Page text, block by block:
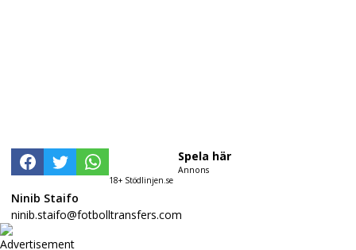
18+ Stödlinjen.se
Spela här
Annons
Ninib Staifo
ninib.staifo@fotbolltransfers.com